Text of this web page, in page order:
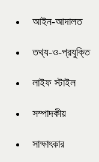
আইন-আদালত
তথ্য-ও-প্রযুক্তি
লাইফ স্টাইল
সম্পাদকীয়
সাক্ষাৎকার